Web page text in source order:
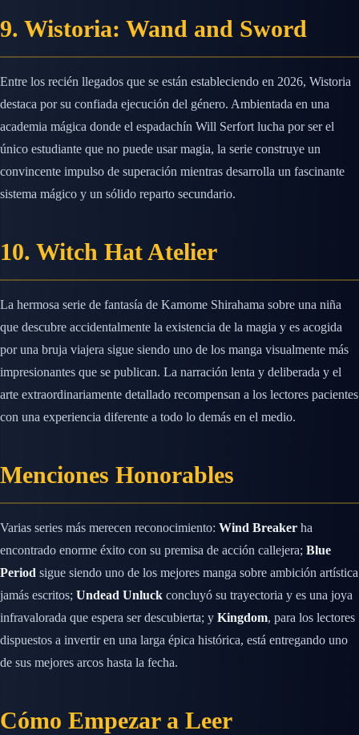
9. Wistoria: Wand and Sword
Entre los recién llegados que se están estableciendo en 2026, Wistoria
destaca por su confiada ejecución del género. Ambientada en una
academia mágica donde el espadachín Will Serfort lucha por ser el
único estudiante que no puede usar magia, la serie construye un
convincente impulso de superación mientras desarrolla un fascinante
sistema mágico y un sólido reparto secundario.
10. Witch Hat Atelier
La hermosa serie de fantasía de Kamome Shirahama sobre una niña
que descubre accidentalmente la existencia de la magia y es acogida
por una bruja viajera sigue siendo uno de los manga visualmente más
impresionantes que se publican. La narración lenta y deliberada y el
arte extraordinariamente detallado recompensan a los lectores pacientes
con una experiencia diferente a todo lo demás en el medio.
Menciones Honorables
Varias series más merecen reconocimiento: Wind Breaker ha
encontrado enorme éxito con su premisa de acción callejera; Blue
Period sigue siendo uno de los mejores manga sobre ambición artística
jamás escritos; Undead Unluck concluyó su trayectoria y es una joya
infravalorada que espera ser descubierta; y Kingdom, para los lectores
dispuestos a invertir en una larga épica histórica, está entregando uno
de sus mejores arcos hasta la fecha.
Cómo Empezar a Leer